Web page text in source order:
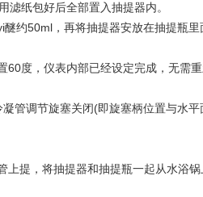
纸包好后全部置入抽提器内。
约50ml，再将抽提器安放在抽提瓶
度，仪表内部已经设定完成，无需
管调节旋塞关闭(即旋塞柄位置与水
提，将抽提器和抽提瓶一起从水浴